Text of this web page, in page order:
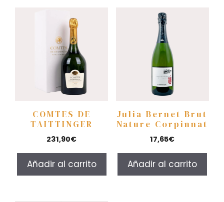
COMTES DE
TAITTINGER
231,90€
Añadir al carrito
Julia Bernet Brut
Nature Corpinnat
17,65€
Añadir al carrito